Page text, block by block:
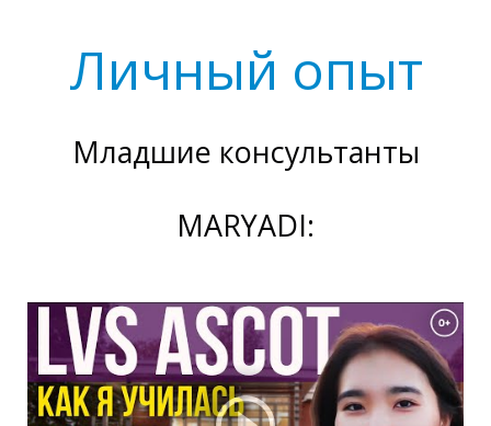
Личный опыт
Младшие консультанты
MARYADI: